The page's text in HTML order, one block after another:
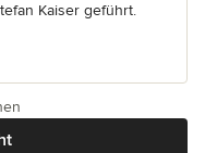
Kaiser geführt.